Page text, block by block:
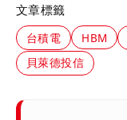
文章標籤
台積電 HBM
貝萊德投信